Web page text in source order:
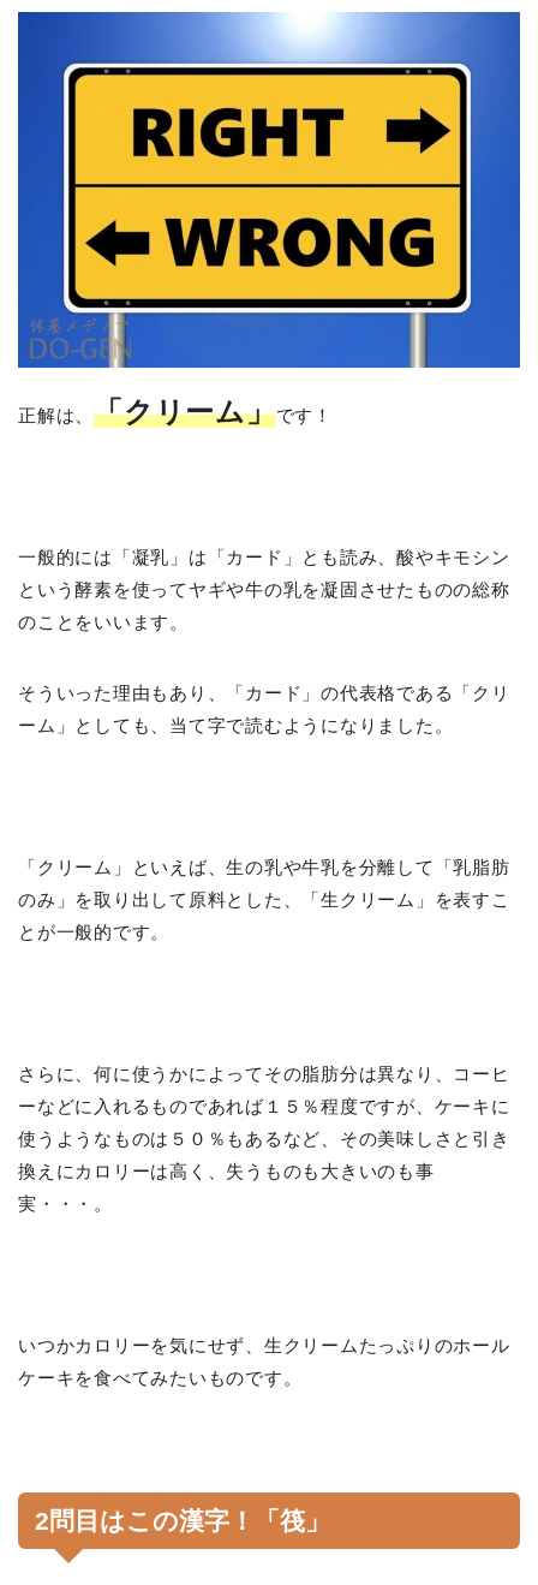
正解は、「クリーム」です！
一般的には「凝乳」は「カード」とも読み、酸やキモシン
という酵素を使ってヤギや牛の乳を凝固させたものの総称
のことをいいます。
そういった理由もあり、「カード」の代表格である「クリ
ーム」としても、当て字で読むようになりました。
「クリーム」といえば、生の乳や牛乳を分離して「乳脂肪
のみ」を取り出して原料とした、「生クリーム」を表すこ
とが一般的です。
さらに、何に使うかによってその脂肪分は異なり、コーヒ
ーなどに入れるものであれば１５％程度ですが、ケーキに
使うようなものは５０％もあるなど、その美味しさと引き
換えにカロリーは高く、失うものも大きいのも事
実・・・。
いつかカロリーを気にせず、生クリームたっぷりのホール
ケーキを食べてみたいものです。
2問目はこの漢字！「筏」